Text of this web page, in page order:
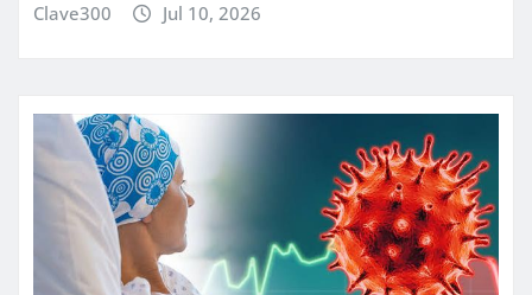
Clave300 Jul 10, 2026